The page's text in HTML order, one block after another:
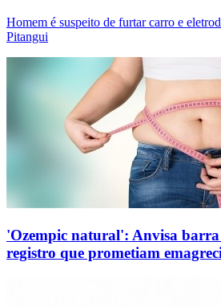
Homem é suspeito de furtar carro e
Pitangui
'Ozempic natural': Anvisa barra
registro que prometiam